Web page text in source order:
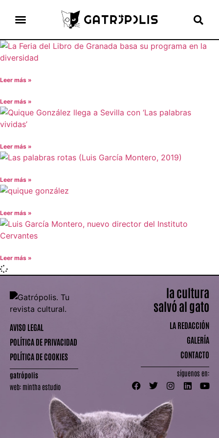
Leer más »
Leer más »
Leer más »
Leer más »
Leer más »
Leer más »
AVISO LEGAL
POLÍTICA DE PRIVACIDAD
POLÍTICA DE COOKIES
gatrópolis
web: mintha estudio
la cultura
salvó al gato
LA REDACCIÓN
GALERÍA
CONTACTO
síguenos en: